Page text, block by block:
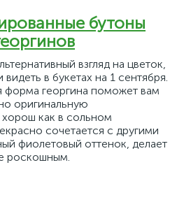
бутоны
взгляд на цветок,
в букетах на 1 сентября.
форма георгина поможет вам
оригинальную
как в сольном
сочетается с другими
фиолетовый оттенок, делает
роскошным.